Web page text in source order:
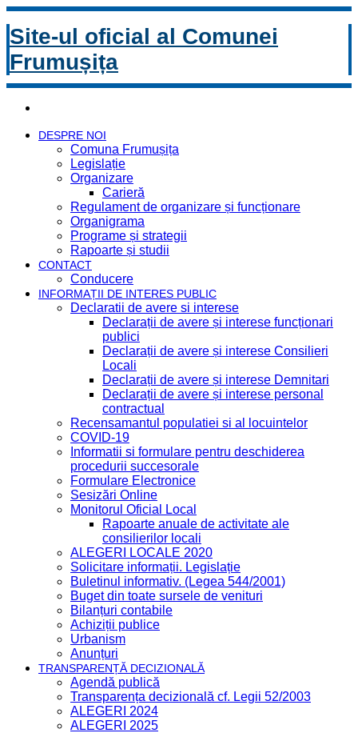
Site-ul oficial al Comunei
Frumușița
DESPRE NOI
Comuna Frumușița
Legislație
Organizare
Carieră
Regulament de organizare și funcționare
Organigrama
Programe și strategii
Rapoarte și studii
CONTACT
Conducere
INFORMAȚII DE INTERES PUBLIC
Declaratii de avere si interese
Declarații de avere și interese funcționari
publici
Declarații de avere și interese Consilieri
Locali
Declarații de avere și interese Demnitari
Declarații de avere și interese personal
contractual
Recensamantul populatiei si al locuintelor
COVID-19
Informatii si formulare pentru deschiderea
procedurii succesorale
Formulare Electronice
Sesizări Online
Monitorul Oficial Local
Rapoarte anuale de activitate ale
consilierilor locali
ALEGERI LOCALE 2020
Solicitare informații. Legislație
Buletinul informativ. (Legea 544/2001)
Buget din toate sursele de venituri
Bilanțuri contabile
Achiziții publice
Urbanism
Anunțuri
TRANSPARENȚĂ DECIZIONALĂ
Agendă publică
Transparența decizională cf. Legii 52/2003
ALEGERI 2024
ALEGERI 2025